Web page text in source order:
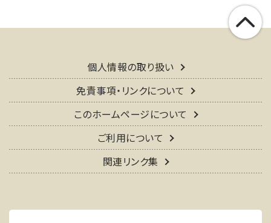
個人情報の取り扱い
免責事項・リンクについて
このホームページについて
ご利用について
関連リンク集